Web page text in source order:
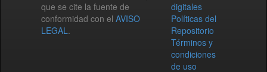
que se cite la fuente de
conformidad con el AVISO
LEGAL.
digitales
Políticas del
Repositorio
Términos y
condiciones
de uso